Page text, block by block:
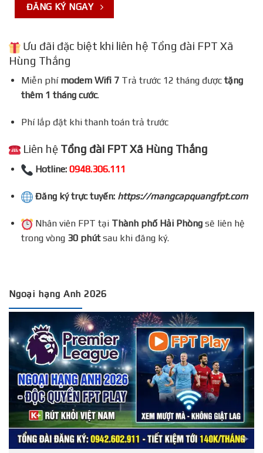
ĐĂNG KÝ NGAY
Ưu đãi đặc biệt khi liên hệ Tổng đài FPT Xã
Hùng Thắng
Miễn phí modem Wifi 7Trả trước 12 tháng được tặng
thêm 1 tháng cước.
Phí lắp đặt khi thanh toán trả trước
Liên hệ Tổng đài FPT Xã Hùng Thắng
Hotline:0948.306.111
Đăng ký trực tuyến: https://mangcapquangfpt.com
Nhân viên FPT tạiThành phố Hải Phòngsẽ liên hệ
trong vòng 30 phútsau khi đăng ký.
Ngoại hạng Anh 2026